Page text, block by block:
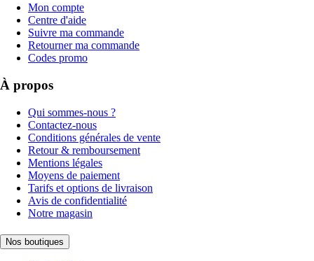
Mon compte
Centre d'aide
Suivre ma commande
Retourner ma commande
Codes promo
À propos
Qui sommes-nous ?
Contactez-nous
Conditions générales de vente
Retour & remboursement
Mentions légales
Moyens de paiement
Tarifs et options de livraison
Avis de confidentialité
Notre magasin
Nos boutiques